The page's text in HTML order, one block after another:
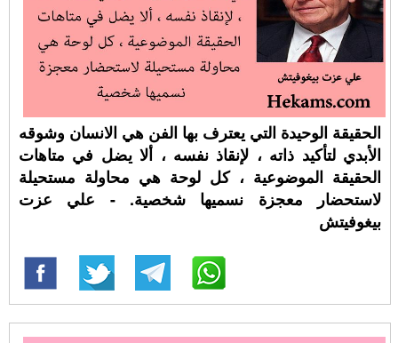
الحقيقة الوحيدة التي يعترف بها الفن هي الانسان وشوقه
الأبدي لتأكيد ذاته ، لإنقاذ نفسه ، ألا يضل في متاهات
الحقيقة الموضوعية ، كل لوحة هي محاولة مستحيلة
لاستحضار معجزة نسميها شخصية. - علي عزت
بيغوفيتش